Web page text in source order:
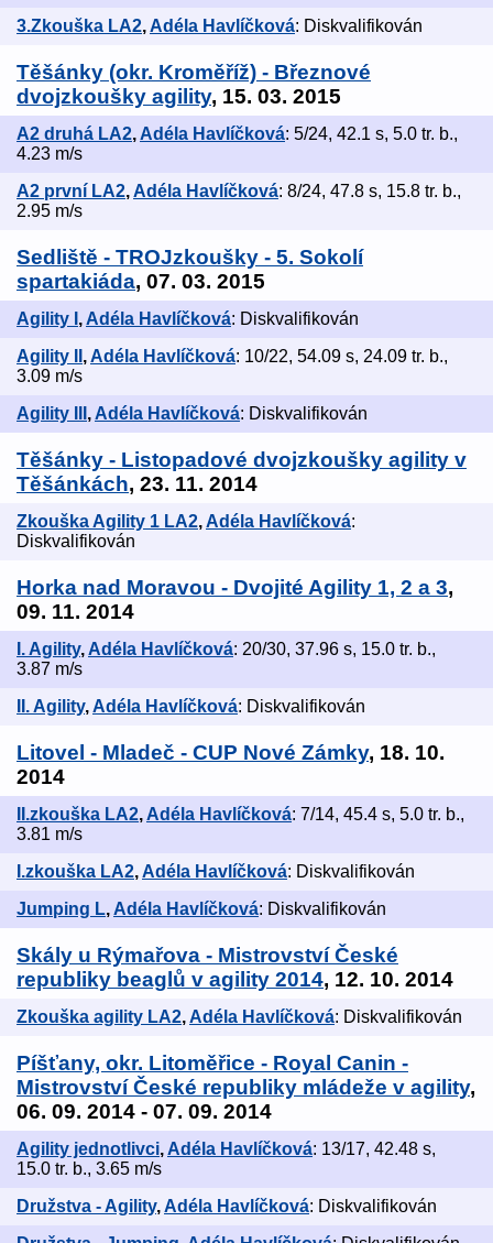
3.Zkouška LA2,Adéla Havlíčková: Diskvalifikován
Těšánky (okr. Kroměříž) - Březnové
dvojzkoušky agility, 15. 03. 2015
A2 druhá LA2, Adéla Havlíčková: 5/24, 42.1 s, 5.0 tr. b.,
4.23 m/s
A2 první LA2,Adéla Havlíčková: 8/24, 47.8 s, 15.8 tr. b.,
2.95 m/s
Sedliště - TROJzkoušky - 5. Sokolí
spartakiáda, 07. 03. 2015
Agility I , Adéla Havlíčková: Diskvalifikován
Agility II ,Adéla Havlíčková: 10/22, 54.09 s, 24.09 tr. b.,
3.09 m/s
Agility III , Adéla Havlíčková: Diskvalifikován
Těšánky - Listopadové dvojzkoušky agility v
Těšánkách, 23. 11. 2014
Zkouška Agility 1 LA2,Adéla Havlíčková:
Diskvalifikován
Horka nad Moravou - Dvojité Agility 1, 2 a 3,
09. 11. 2014
I. Agility, Adéla Havlíčková: 20/30, 37.96 s, 15.0 tr. b.,
3.87 m/s
II. Agility,Adéla Havlíčková: Diskvalifikován
Litovel - Mladeč - CUP Nové Zámky, 18. 10.
2014
II.zkouška LA2, Adéla Havlíčková: 7/14, 45.4 s, 5.0 tr. b.,
3.81 m/s
I.zkouška LA2,Adéla Havlíčková: Diskvalifikován
Jumping L, Adéla Havlíčková: Diskvalifikován
Skály u Rýmařova - Mistrovství České
republiky beaglů v agility 2014, 12. 10. 2014
Zkouška agility LA2,Adéla Havlíčková: Diskvalifikován
Píšťany, okr. Litoměřice - Royal Canin -
Mistrovství České republiky mládeže v agility,
06. 09. 2014 - 07. 09. 2014
Agility jednotlivci, Adéla Havlíčková: 13/17, 42.48 s,
15.0 tr. b., 3.65 m/s
Družstva - Agility,Adéla Havlíčková: Diskvalifikován